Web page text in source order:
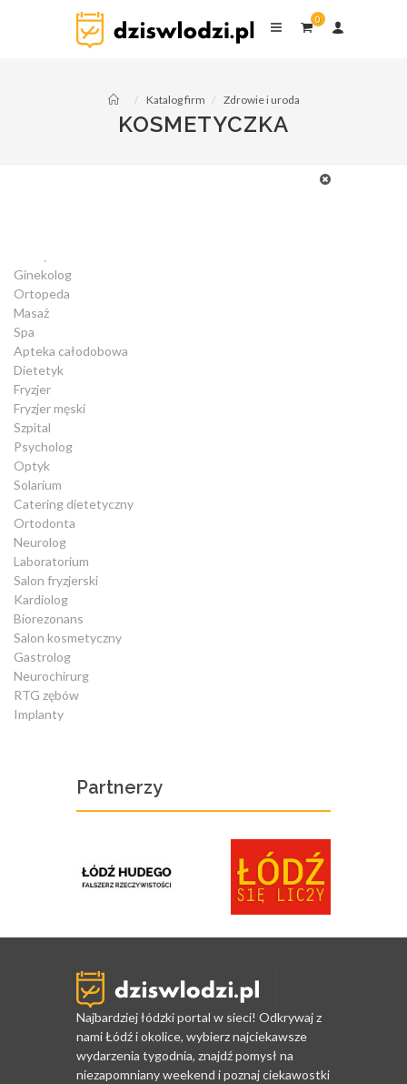
0
Katalog firm Zdrowie i uroda
KOSMETYCZKA
Ginekolog
Ortopeda
Masaż
Spa
Apteka całodobowa
Dietetyk
Fryzjer
Fryzjer męski
Szpital
Psycholog
Optyk
Solarium
Catering dietetyczny
Ortodonta
Neurolog
Laboratorium
Salon fryzjerski
Kardiolog
Biorezonans
Salon kosmetyczny
Gastrolog
Neurochirurg
RTG zębów
Implanty
Partnerzy
Najbardziej łódzki portal w sieci! Odkrywaj z
nami Łódź i okolice, wybierz najciekawsze
wydarzenia tygodnia, znajdź pomysł na
niezapomniany weekend i poznaj ciekawostki